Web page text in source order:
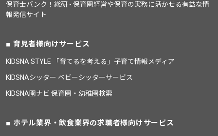
保育士バンク！総研 - 保育園経営や保育の実務に活かせる有益な情
報発信サイト
育児者様向けサービス
KIDSNA STYLE 「育てるを考える」子育て情報メディア
KIDSNAシッター ベビーシッターサービス
KIDSNA園ナビ 保育園・幼稚園検索
ホテル業界・飲食業界の求職者様向けサービス